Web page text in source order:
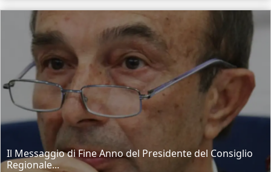
Il Messaggio di Fine Anno del Presidente del Consiglio
Regionale...